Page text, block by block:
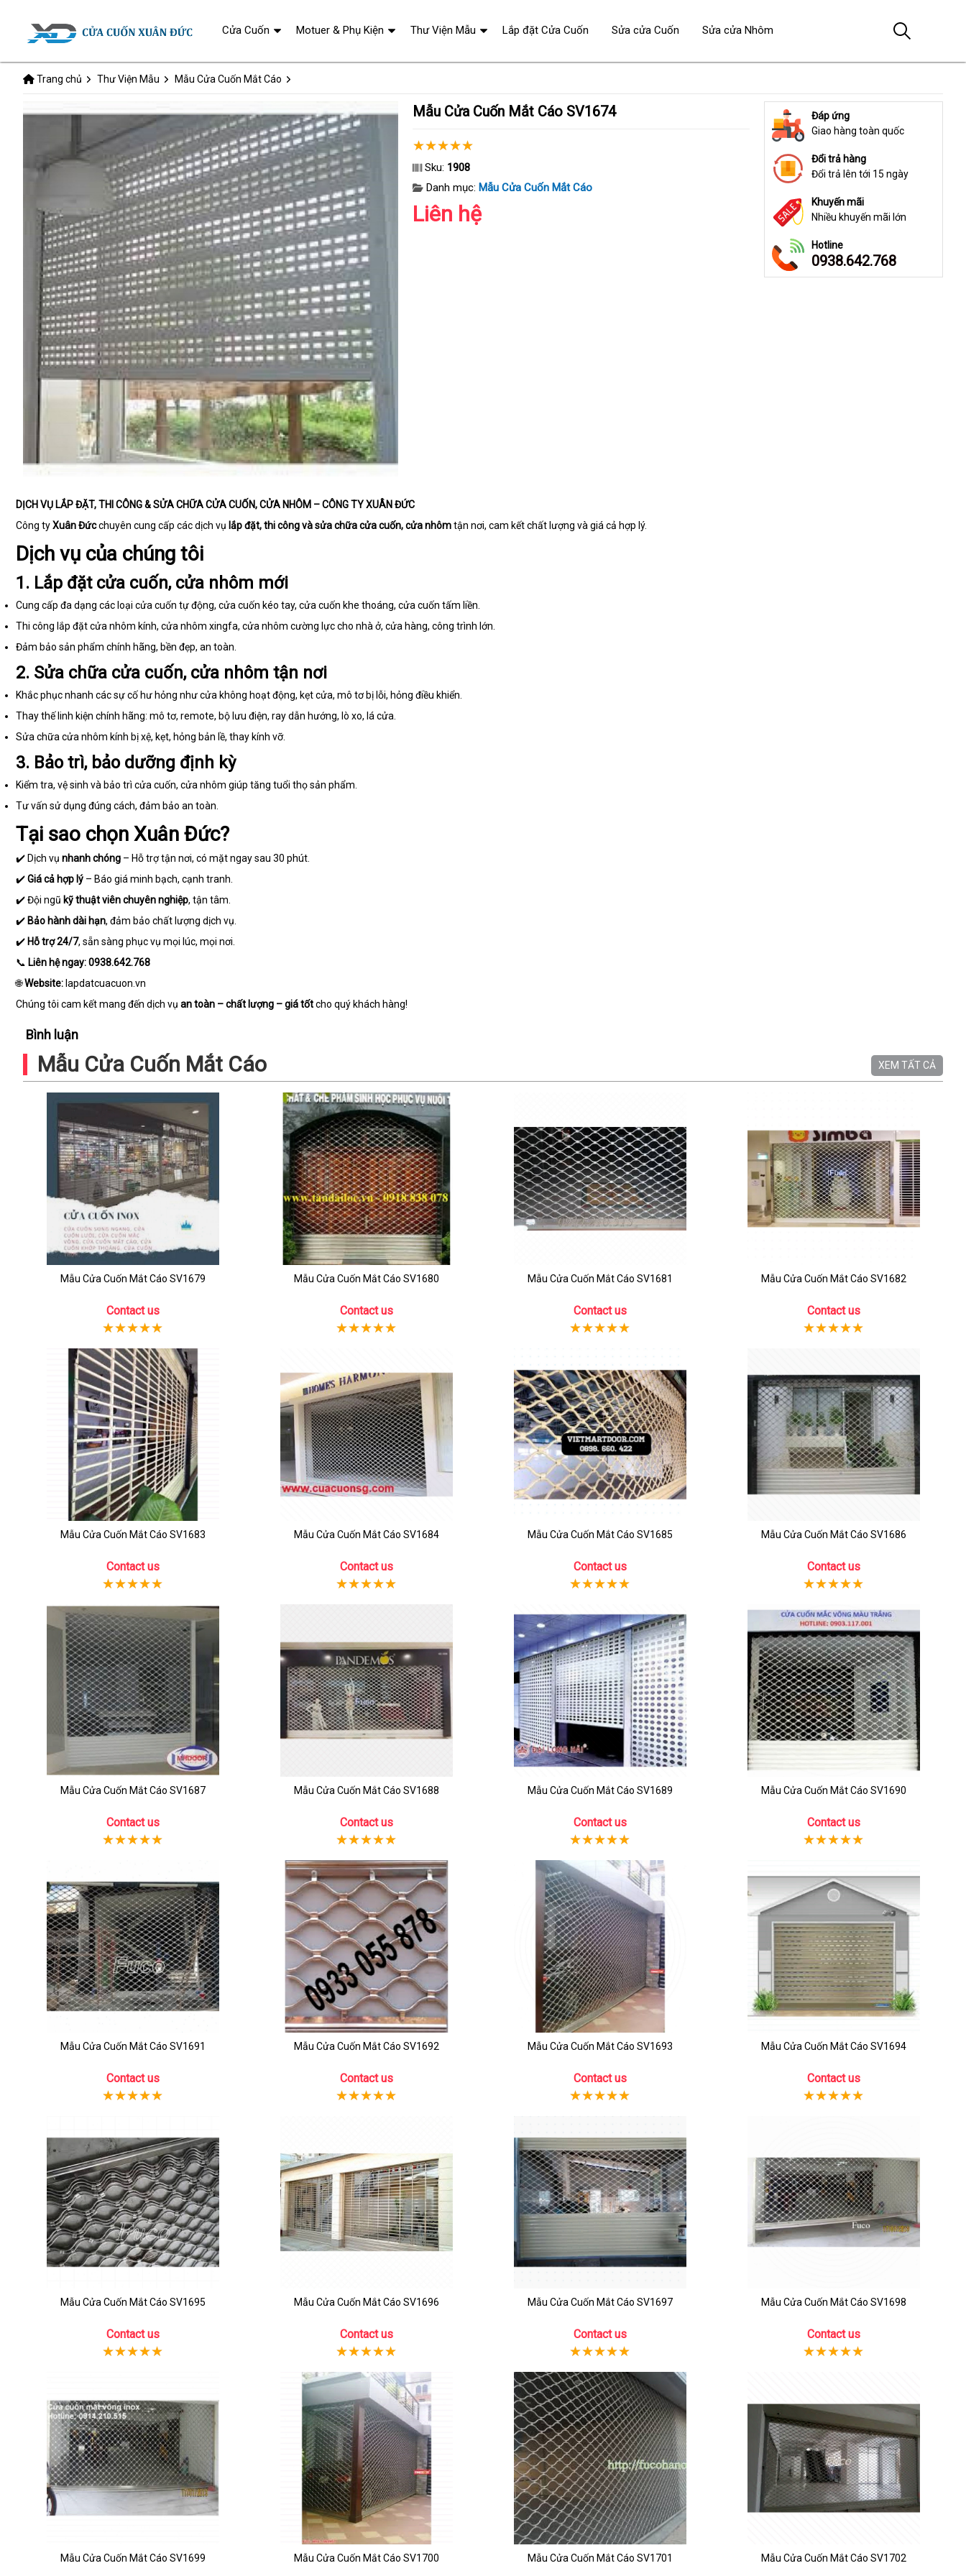
Trang chủ Thư Viện Mẫu Mẫu Cửa Cuốn Mắt Cáo
Mẫu Cửa Cuốn Mắt Cáo SV1674
Sku: 1908
Danh mục: Mẫu Cửa Cuốn Mắt Cáo
Liên hệ
Đáp ứng
Giao hàng toàn quốc
Đổi trả hàng
Đổi trả lên tới 15 ngày
Khuyến mãi
Nhiều khuyến mãi lớn
Hotline
0938.642.768
DỊCH VỤ LẮP ĐẶT, THI CÔNG & SỬA CHỮA CỬA CUỐN, CỬA NHÔM – CÔNG TY XUÂN ĐỨC
Công tyXuân Đứcchuyên cung cấp các dịch vụ lắp đặt, thi công và sửa chữa cửa cuốn, cửa nhômtận nơi, cam kết chất lượng và giá cả hợp lý.
Dịch vụ của chúng tôi
1. Lắp đặt cửa cuốn, cửa nhôm mới
Cung cấp đa dạng các loại cửa cuốn tự động, cửa cuốn kéo tay, cửa cuốn khe thoáng, cửa cuốn tấm liền.
Thi công lắp đặt cửa nhôm kính, cửa nhôm xingfa, cửa nhôm cường lực cho nhà ở, cửa hàng, công trình lớn.
Đảm bảo sản phẩm chính hãng, bền đẹp, an toàn.
2. Sửa chữa cửa cuốn, cửa nhôm tận nơi
Khắc phục nhanh các sự cố hư hỏng như cửa không hoạt động, kẹt cửa, mô tơ bị lỗi, hỏng điều khiển.
Thay thế linh kiện chính hãng: mô tơ, remote, bộ lưu điện, ray dẫn hướng, lò xo, lá cửa.
Sửa chữa cửa nhôm kính bị xệ, kẹt, hỏng bản lề, thay kính vỡ.
3. Bảo trì, bảo dưỡng định kỳ
Kiểm tra, vệ sinh và bảo trì cửa cuốn, cửa nhôm giúp tăng tuổi thọ sản phẩm.
Tư vấn sử dụng đúng cách, đảm bảo an toàn.
Tại sao chọn Xuân Đức?
✔️ Dịch vụ nhanh chóng – Hỗ trợ tận nơi, có mặt ngay sau 30 phút.
✔️Giá cả hợp lý – Báo giá minh bạch, cạnh tranh.
✔️ Đội ngũ kỹ thuật viên chuyên nghiệp, tận tâm.
✔️ Bảo hành dài hạn, đảm bảo chất lượng dịch vụ.
✔️ Hỗ trợ 24/7, sẵn sàng phục vụ mọi lúc, mọi nơi.
📞 Liên hệ ngay:0938.642.768
🌐Website: lapdatcuacuon.vn
Chúng tôi cam kết mang đến dịch vụ an toàn – chất lượng – giá tốtcho quý khách hàng!
Bình luận
Mẫu Cửa Cuốn Mắt Cáo XEM TẤT CẢ
Mẫu Cửa Cuốn Mắt Cáo SV1679
Contact us
Mẫu Cửa Cuốn Mắt Cáo SV1680
Contact us
Mẫu Cửa Cuốn Mắt Cáo SV1681
Contact us
Mẫu Cửa Cuốn Mắt Cáo SV1682
Contact us
Mẫu Cửa Cuốn Mắt Cáo SV1683
Contact us
Mẫu Cửa Cuốn Mắt Cáo SV1684
Contact us
Mẫu Cửa Cuốn Mắt Cáo SV1685
Contact us
Mẫu Cửa Cuốn Mắt Cáo SV1686
Contact us
Mẫu Cửa Cuốn Mắt Cáo SV1687
Contact us
Mẫu Cửa Cuốn Mắt Cáo SV1688
Contact us
Mẫu Cửa Cuốn Mắt Cáo SV1689
Contact us
Mẫu Cửa Cuốn Mắt Cáo SV1690
Contact us
Mẫu Cửa Cuốn Mắt Cáo SV1691
Contact us
Mẫu Cửa Cuốn Mắt Cáo SV1692
Contact us
Mẫu Cửa Cuốn Mắt Cáo SV1693
Contact us
Mẫu Cửa Cuốn Mắt Cáo SV1694
Contact us
Mẫu Cửa Cuốn Mắt Cáo SV1695
Contact us
Mẫu Cửa Cuốn Mắt Cáo SV1696
Contact us
Mẫu Cửa Cuốn Mắt Cáo SV1697
Contact us
Mẫu Cửa Cuốn Mắt Cáo SV1698
Contact us
Mẫu Cửa Cuốn Mắt Cáo SV1699 Mẫu Cửa Cuốn Mắt Cáo SV1700 Mẫu Cửa Cuốn Mắt Cáo SV1701 Mẫu Cửa Cuốn Mắt Cáo SV1702
Cửa Cuốn Motuer & Phụ Kiện Thư Viện Mẫu Lắp đặt Cửa Cuốn Sửa cửa Cuốn Sửa cửa Nhôm